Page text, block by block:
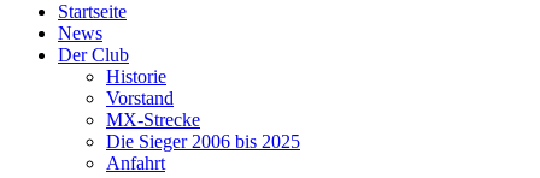
Startseite
News
Der Club
Historie
Vorstand
MX-Strecke
Die Sieger 2006 bis 2025
Anfahrt